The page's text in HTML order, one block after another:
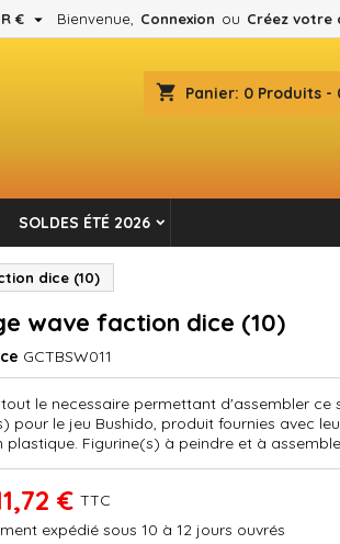
Bienvenue, Connexion ou Créez votre
€ 
shopping_cart Panier: 0 Produits -
SOLDES ÉTÉ 2026
dice (10)
wave faction dice (10)
GCTBSW011
le necessaire permettant d'assembler ce
pour le jeu Bushido, produit fournies avec
plastique. Figurine(s) à peindre et à
€ TTC
expédié sous 10 à 12 jours ouvrés